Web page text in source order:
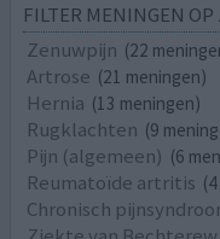
FILTER MENINGEN
Zenuwpijn (22
Artrose (21 meningen)
Hernia (13 meningen)
Rugklachten (9
Pijn (algemeen) (6
Reumatoïde artritis
Chronisch